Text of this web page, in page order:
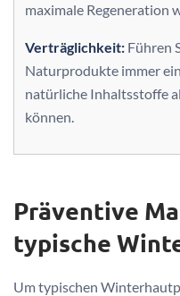
maximale Regeneration
Verträglichkeit: Führen
Naturprodukte immer
natürliche Inhaltsstoffe
können.
Präventive
typische
Um typischen